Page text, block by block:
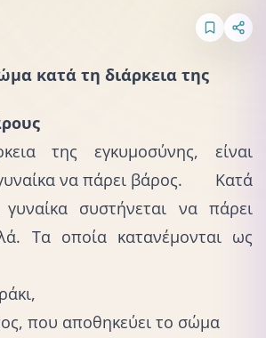
κατά τη διάρκεια της
της εγκυμοσύνης, είναι
να πάρει βάρος. Κατά
συστήνεται να πάρει
Τα οποία κατανέμονται ως
που αποθηκεύει το σώμα